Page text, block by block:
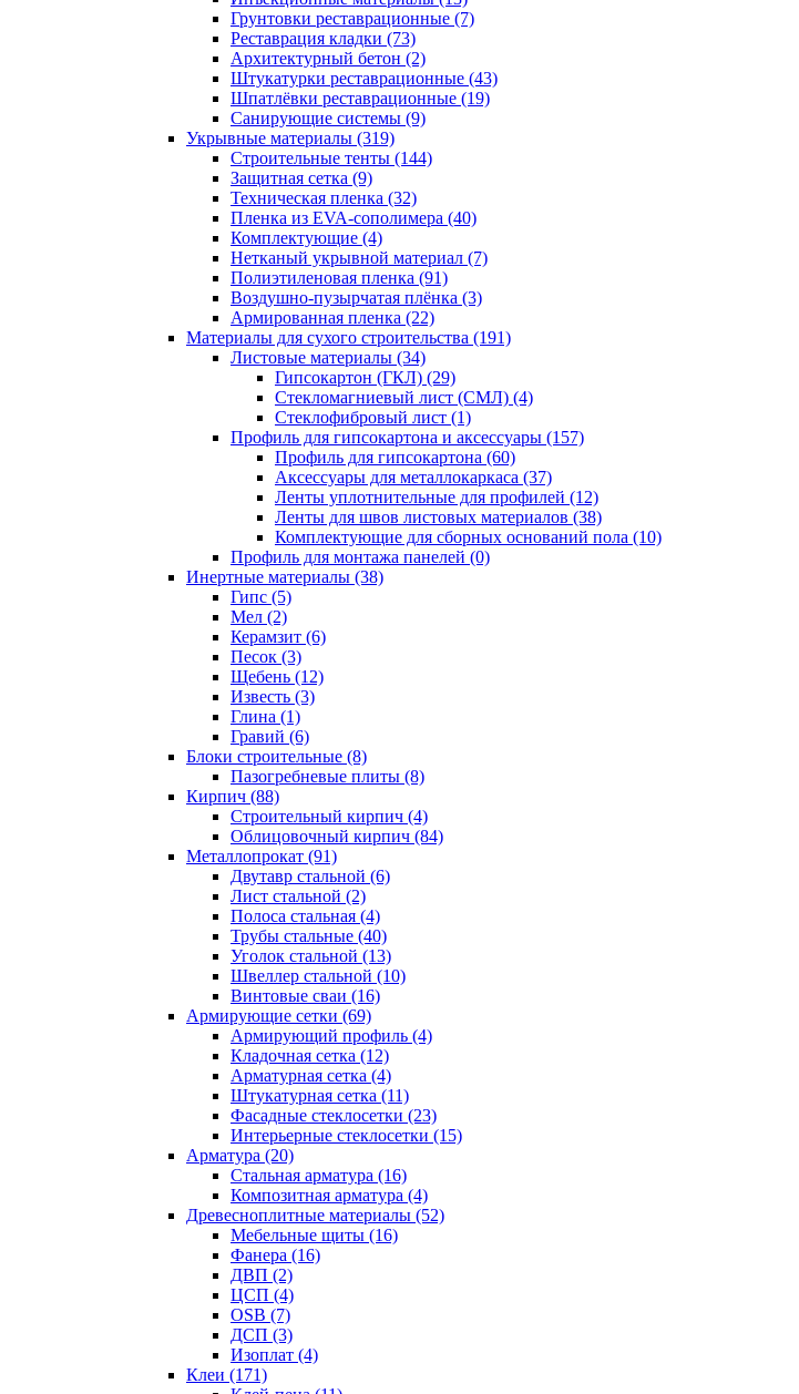
Грунтовки реставрационные (7)
Реставрация кладки (73)
Архитектурный бетон (2)
Штукатурки реставрационные (43)
Шпатлёвки реставрационные (19)
Санирующие системы (9)
Укрывные материалы (319)
Строительные тенты (144)
Защитная сетка (9)
Техническая пленка (32)
Пленка из EVA-сополимера (40)
Комплектующие (4)
Нетканый укрывной материал (7)
Полиэтиленовая пленка (91)
Воздушно-пузырчатая плёнка (3)
Армированная пленка (22)
Материалы для сухого строительства (191)
Листовые материалы (34)
Гипсокартон (ГКЛ) (29)
Стекломагниевый лист (СМЛ) (4)
Cтеклофибровый лист (1)
Профиль для гипсокартона и аксессуары (157)
Профиль для гипсокартона (60)
Аксессуары для металлокаркаса (37)
Ленты уплотнительные для профилей (12)
Ленты для швов листовых материалов (38)
Комплектующие для сборных оснований пола (10)
Профиль для монтажа панелей (0)
Инертные материалы (38)
Гипс (5)
Мел (2)
Керамзит (6)
Песок (3)
Щебень (12)
Известь (3)
Глина (1)
Гравий (6)
Блоки строительные (8)
Пазогребневые плиты (8)
Кирпич (88)
Строительный кирпич (4)
Облицовочный кирпич (84)
Металлопрокат (91)
Двутавр стальной (6)
Лист стальной (2)
Полоса стальная (4)
Трубы стальные (40)
Уголок стальной (13)
Швеллер стальной (10)
Винтовые сваи (16)
Армирующие сетки (69)
Армирующий профиль (4)
Кладочная сетка (12)
Арматурная сетка (4)
Штукатурная сетка (11)
Фасадные стеклосетки (23)
Интерьерные стеклосетки (15)
Арматура (20)
Стальная арматура (16)
Композитная арматура (4)
Древесноплитные материалы (52)
Мебельные щиты (16)
Фанера (16)
ДВП (2)
ЦСП (4)
OSB (7)
ДСП (3)
Изоплат (4)
Клеи (171)